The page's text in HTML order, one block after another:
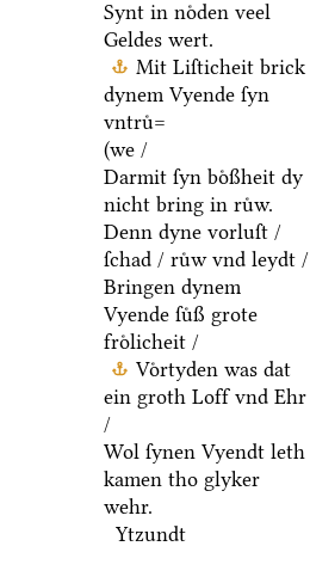
Synt in noͤden veel
Geldes wert.
Mit Liſticheit brick
dynem Vyende ſyn
vntruͤ=
(we /
Darmit ſyn boͤßheit dy
nicht bring in ruͤw.
Denn dyne vorluſt /
ſchad / ruͤw vnd leydt /
Bringen dynem
Vyende ſuͤß grote
froͤlicheit /
Voͤrtyden was dat
ein groth Loff vnd Ehr
/
Wol ſynen Vyendt leth
kamen tho glyker
wehr.
Ytzundt